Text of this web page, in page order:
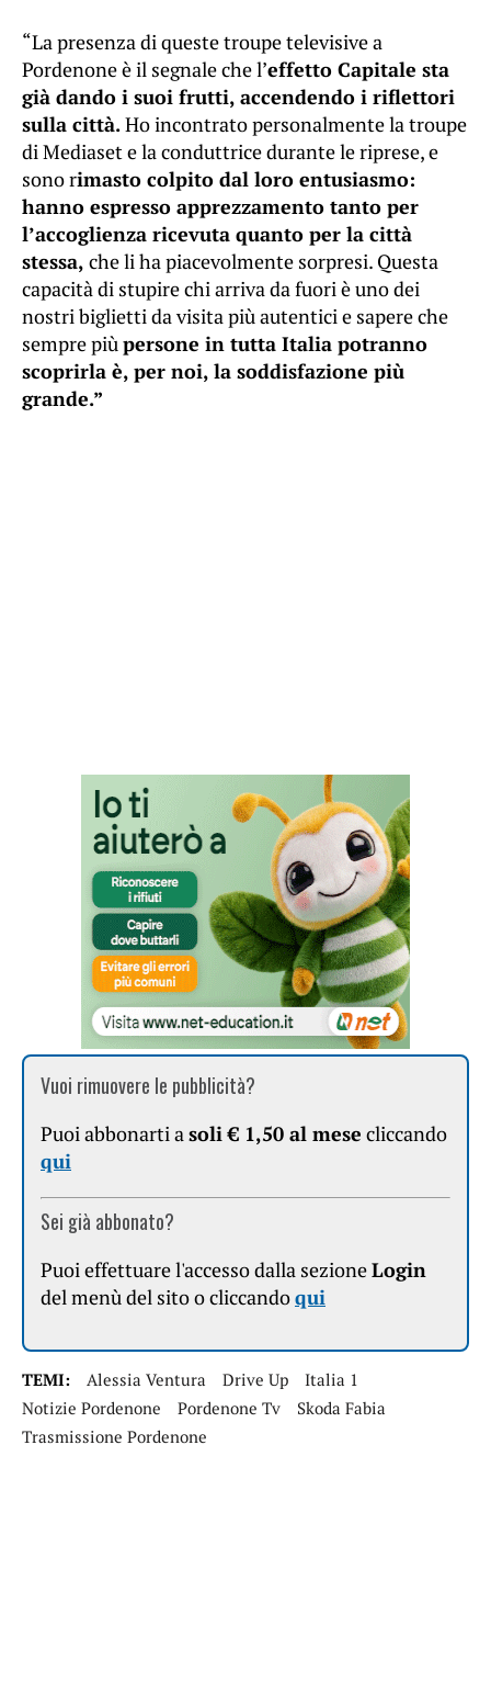
“La presenza di queste troupe televisive a
Pordenone è il segnale che l’effetto Capitale sta
già dando i suoi frutti, accendendo i riflettori
sulla città.Ho incontrato personalmente la troupe
di Mediaset e la conduttrice durante le riprese, e
sono rimasto colpito dal loro entusiasmo:
hanno espresso apprezzamento tanto per
l’accoglienza ricevuta quanto per la città
stessa, che li ha piacevolmente sorpresi. Questa
capacità di stupire chi arriva da fuori è uno dei
nostri biglietti da visita più autentici e sapere che
sempre piùpersone in tutta Italia potranno
scoprirla è, per noi, la soddisfazione più
grande.”
Vuoi rimuovere le pubblicità?
Puoi abbonarti asoli € 1,50 al mese cliccando
qui
Sei già abbonato?
Puoi effettuare l'accesso dalla sezioneLogin
del menù del sito o cliccandoqui
TEMI: Alessia Ventura Drive Up
Italia 1
Notizie Pordenone
Pordenone Tv
Skoda Fabia
Trasmissione Pordenone